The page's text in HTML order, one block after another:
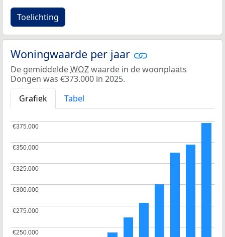
Toelichting
Woningwaarde per jaar
De gemiddeldeWOZwaarde in de woonplaats
Dongen was €373.000 in 2025.
Grafiek
Tabel
€250.000
€250.000
€275.000
€275.000
€300.000
€300.000
€325.000
€325.000
€350.000
€350.000
€375.000
€375.000